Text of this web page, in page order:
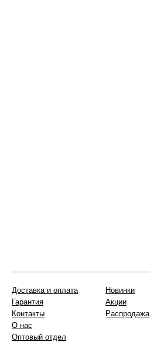
Доставка и оплата
Гарантия
Контакты
О нас
Оптовый отдел
Новинки
Акции
Распродажа